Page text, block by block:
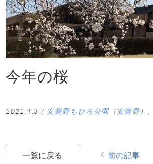
今年の桜
2021.4.3 / 安曇野ちひろ公園（安曇野）
一覧に戻る 前の記事